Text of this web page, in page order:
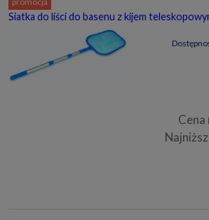
Siatka do liści do basenu z kijem